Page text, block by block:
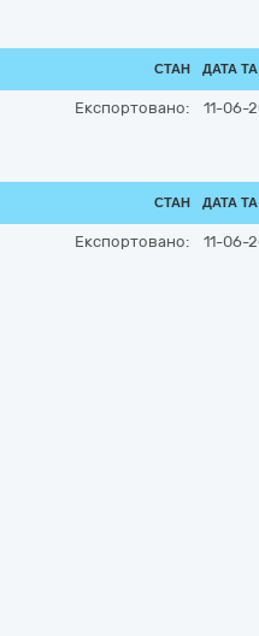
СТАН ДАТА
Експортовано: 11-06-
СТАН ДАТА
Експортовано: 11-06-